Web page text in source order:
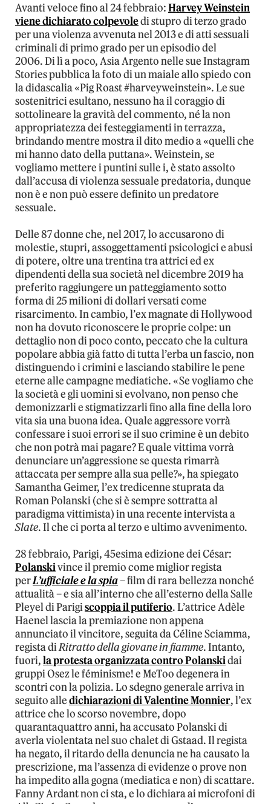
Avanti veloce fino al 24 febbraio:Harvey Weinstein
viene dichiarato colpevoledi stupro di terzo grado
per una violenza avvenuta nel 2013 e di atti sessuali
criminali di primo grado per un episodio del
2006. Di lì a poco, Asia Argento nelle sue Instagram
Stories pubblica la foto di un maiale allo spiedo con
la didascalia «Pig Roast #harveyweinstein». Le sue
sostenitrici esultano, nessuno ha il coraggio di
sottolineare la gravità del commento, né la non
appropriatezza dei festeggiamenti in terrazza,
brindando mentre mostra il dito medio a «quelli che
mi hanno dato della puttana». Weinstein, se
vogliamo mettere i puntini sulle i, è stato assolto
dall’accusa di violenza sessuale predatoria, dunque
non è e non può essere definito un predatore
sessuale.
Delle 87 donne che, nel 2017, lo accusarono di
molestie, stupri, assoggettamenti psicologici e abusi
di potere, oltre una trentina tra attrici ed ex
dipendenti della sua società nel dicembre 2019 ha
preferito raggiungere un patteggiamento sotto
forma di 25 milioni di dollari versati come
risarcimento. In cambio, l’ex magnate di Hollywood
non ha dovuto riconoscere le proprie colpe: un
dettaglio non di poco conto, peccato che la cultura
popolare abbia già fatto di tutta l’erba un fascio, non
distinguendo i crimini e lasciando stabilire le pene
eterne alle campagne mediatiche. «Se vogliamo che
la società e gli uomini si evolvano, non penso che
demonizzarli e stigmatizzarli fino alla fine della loro
vita sia una buona idea. Quale aggressore vorrà
confessare i suoi errori se il suo crimine è un debito
che non potrà mai pagare? E quale vittima vorrà
denunciare un’aggressione se questa rimarrà
attaccata per sempre alla sua pelle?», ha spiegato
Samantha Geimer, l’ex tredicenne stuprata da
Roman Polanski (che si è sempre sottratta al
paradigma vittimista) in una recente intervista a
Slate. Il che ci porta al terzo e ultimo avvenimento.
28 febbraio, Parigi, 45esima edizione dei César:
Polanskivince il premio come miglior regista
perL’ufficiale e la spia– film di rara bellezza nonché
attualità – e sia all’interno che all’esterno della Salle
Pleyel di Parigiscoppia il putiferio. L’attrice Adèle
Haenel lascia la premiazione non appena
annunciato il vincitore, seguita da Céline Sciamma,
regista diRitratto della giovane in fiamme. Intanto,
fuori,la protesta organizzata contro Polanskidai
gruppi Osez le féminisme! e MeToo degenera in
scontri con la polizia. Lo sdegno generale arriva in
seguito alledichiarazioni di Valentine Monnier, l’ex
attrice che lo scorso novembre, dopo
quarantaquattro anni, ha accusato Polanski di
averla violentata nel suo chalet di Gstaad. Il regista
ha negato, il ritardo della denuncia ne ha causato la
prescrizione, ma l’assenza di evidenze o prove non
ha impedito alla gogna (mediatica e non) di scattare.
Fanny Ardant non ci sta, e lo dichiara ai microfoni di